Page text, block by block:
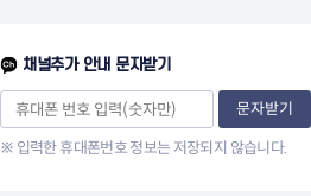
페
이
지
채널추가 안내 문자받기
문자받기
※ 입력한 휴대폰번호 정보는 저장되지 않습니다.